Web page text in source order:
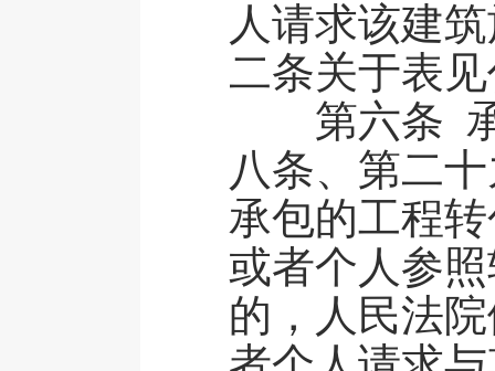
人请求该建
二条关于表
第六条 承
八条、第二
承包的工程
或者个人参
的，人民法